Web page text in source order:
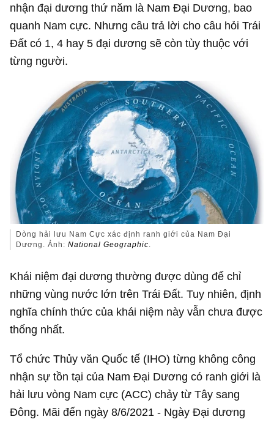
nhận đại dương thứ năm là Nam Đại Dương, bao
quanh Nam cực. Nhưng câu trả lời cho câu hỏi Trái
Đất có 1, 4 hay 5 đại dương sẽ còn tùy thuộc với
từng người.
Dòng hải lưu Nam Cực xác định ranh giới của Nam Đại
Dương. Ảnh:National Geographic.
Khái niệm đại dương thường được dùng để chỉ
những vùng nước lớn trên Trái Đất. Tuy nhiên, định
nghĩa chính thức của khái niệm này vẫn chưa được
thống nhất.
Tổ chức Thủy văn Quốc tế (IHO) từng không công
nhận sự tồn tại của Nam Đại Dương có ranh giới là
hải lưu vòng Nam cực (ACC) chảy từ Tây sang
Đông. Mãi đến ngày 8/6/2021 - Ngày Đại dương